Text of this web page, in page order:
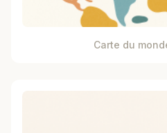
Carte du